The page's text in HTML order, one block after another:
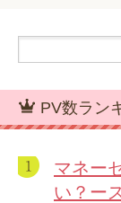
PV数ラン
マネー
い？ー